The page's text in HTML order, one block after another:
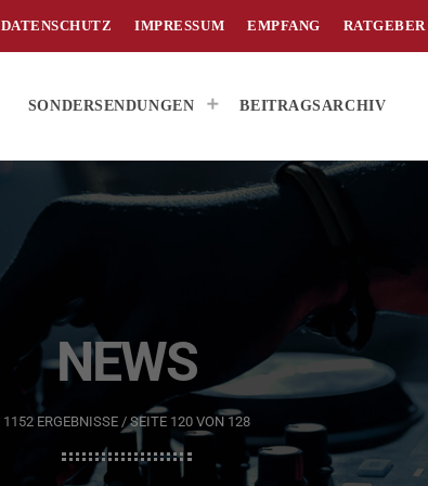
DATENSCHUTZ IMPRESSUM EMPFANG RATGEBER
SONDERSENDUNGEN BEITRAGSARCHIV
NEWS
1152 ERGEBNISSE / SEITE 120 VON 128